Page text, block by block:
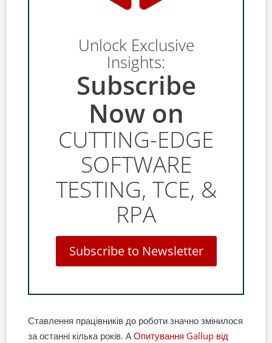
Unlock Exclusive
Insights:
Subscribe
Now on
CUTTING-EDGE
SOFTWARE
TESTING, TCE, &
RPA
Subscribe to Newsletter
Ставлення працівників до роботи значно змінилося
за останні кілька років. AОпитування Gallup від